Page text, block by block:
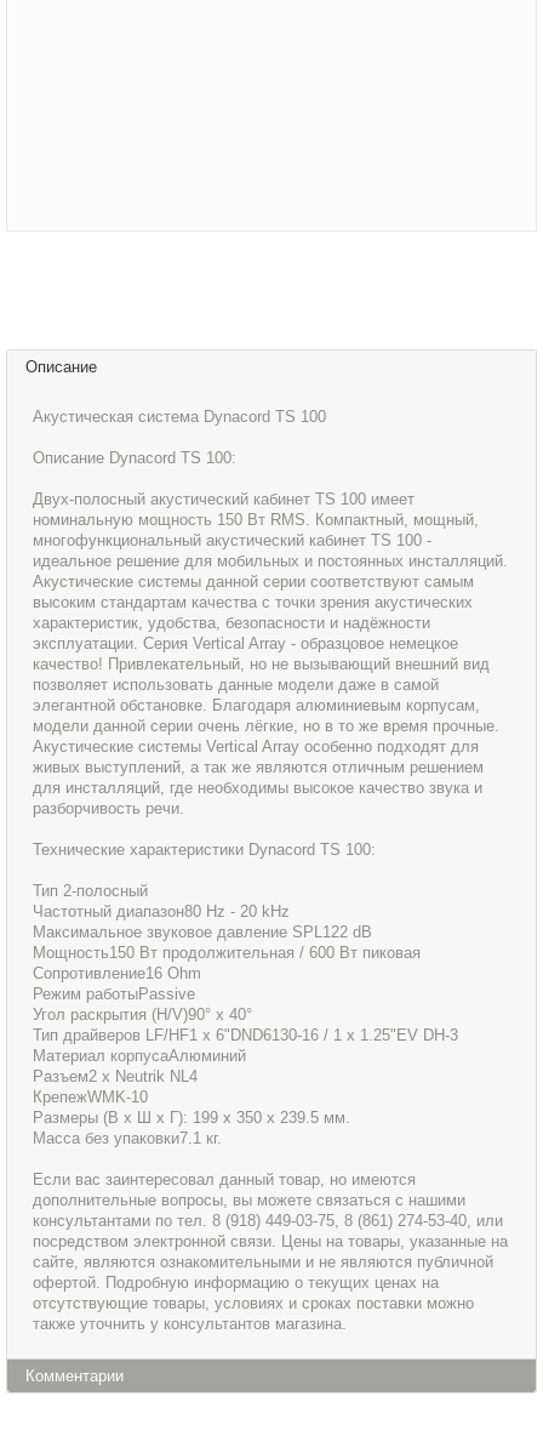
Описание
Акустическая система Dynacord TS 100
Описание Dynacord TS 100:
Двух-полосный акустический кабинет TS 100 имеет
номинальную мощность 150 Вт RMS. Компактный, мощный,
многофункциональный акустический кабинет TS 100 -
идеальное решение для мобильных и постоянных инсталляций.
Акустические системы данной серии соответствуют самым
высоким стандартам качества с точки зрения акустических
характеристик, удобства, безопасности и надёжности
эксплуатации. Серия Vertical Array - образцовое немецкое
качество! Привлекательный, но не вызывающий внешний вид
позволяет использовать данные модели даже в самой
элегантной обстановке. Благодаря алюминиевым корпусам,
модели данной серии очень лёгкие, но в то же время прочные.
Акустические системы Vertical Array особенно подходят для
живых выступлений, а так же являются отличным решением
для инсталляций, где необходимы высокое качество звука и
разборчивость речи.
Технические характеристики Dynacord TS 100:
Тип 2-полосный
Частотный диапазон80 Hz - 20 kHz
Максимальное звуковое давление SPL122 dB
Мощность150 Вт продолжительная / 600 Вт пиковая
Сопротивление16 Ohm
Режим работыPassive
Угол раскрытия (H/V)90° x 40°
Тип драйверов LF/HF1 x 6"DND6130-16 / 1 х 1.25"EV DH-3
Материал корпусаАлюминий
Разъем2 x Neutrik NL4
КрепежWMK-10
Размеры (В х Ш х Г): 199 x 350 x 239.5 мм.
Масса без упаковки7.1 кг.
Если вас заинтересовал данный товар, но имеются
дополнительные вопросы, вы можете связаться с нашими
консультантами по тел. 8 (918) 449-03-75, 8 (861) 274-53-40, или
посредством электронной связи. Цены на товары, указанные на
сайте, являются ознакомительными и не являются публичной
офертой. Подробную информацию о текущих ценах на
отсутствующие товары, условиях и сроках поставки можно
также уточнить у консультантов магазина.
Комментарии